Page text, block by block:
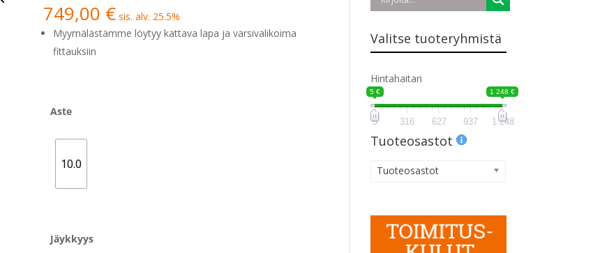
749,00 € sis. alv. 25.5%
Myymälästämme löytyy kattava lapa ja varsivalikoima
fittauksiin
Aste
10.0
Jäykkyys
Valitse tuoteryhmistä
Hintahaitari
5 € 1 248 €
5 316 627 937 1 248
Tuoteosastot
Tuoteosastot